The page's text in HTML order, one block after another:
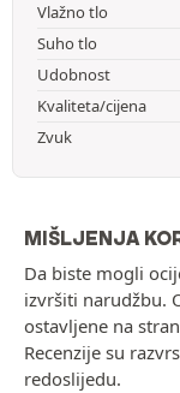
Vlažno tlo
Suho tlo
Udobnost
Kvaliteta/cijena
Zvuk
MIŠLJENJA
Da biste mogli
izvršiti narudžbu.
ostavljene na
Recenzije su
redoslijedu.